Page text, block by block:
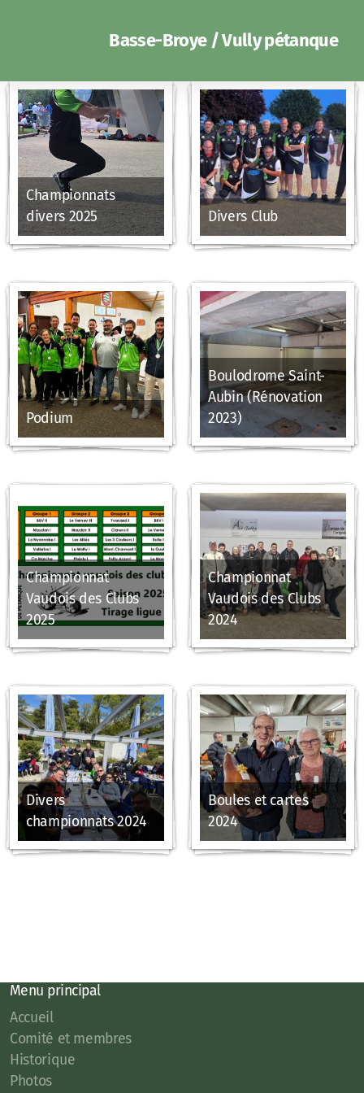
Basse-Broye / Vully pétanque
Championnats
divers 2025
Divers Club
Podium
Boulodrome Saint-
Aubin (Rénovation
2023)
Championnat
Vaudois des Clubs
2025
Championnat
Vaudois des Clubs
2024
Divers
championnats 2024
Boules et cartes
2024
Menu principal
Accueil
Comité et membres
Historique
Photos